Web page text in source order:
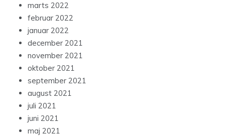
marts 2022
februar 2022
januar 2022
december 2021
november 2021
oktober 2021
september 2021
august 2021
juli 2021
juni 2021
maj 2021